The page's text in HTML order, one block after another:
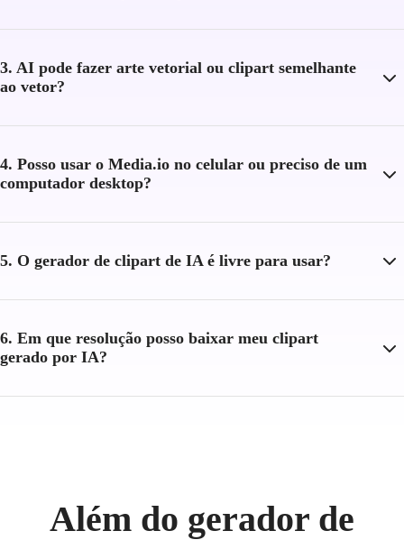
3. AI pode fazer arte vetorial ou clipart semelhante
ao vetor?
4. Posso usar o Media.io no celular ou preciso de um
computador desktop?
5. O gerador de clipart de IA é livre para usar?
6. Em que resolução posso baixar meu clipart
gerado por IA?
Além do gerador de